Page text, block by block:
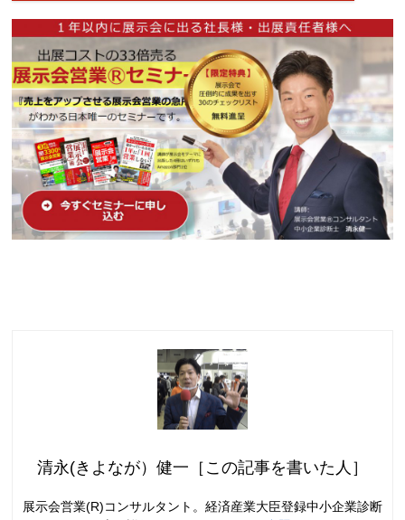
清永(きよなが）健一［この記事を書いた人］
展示会営業(R)コンサルタント。経済産業大臣登録中小企業診断